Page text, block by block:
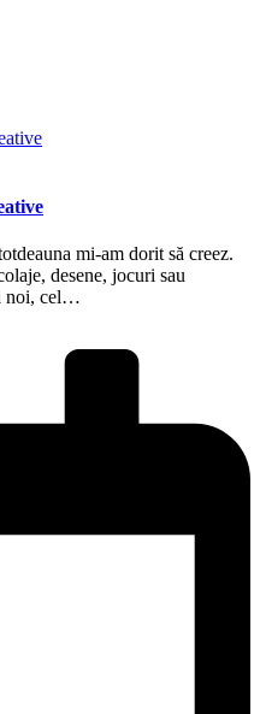
mi-am dorit să creez.
desene, jocuri sau
noi, cel…